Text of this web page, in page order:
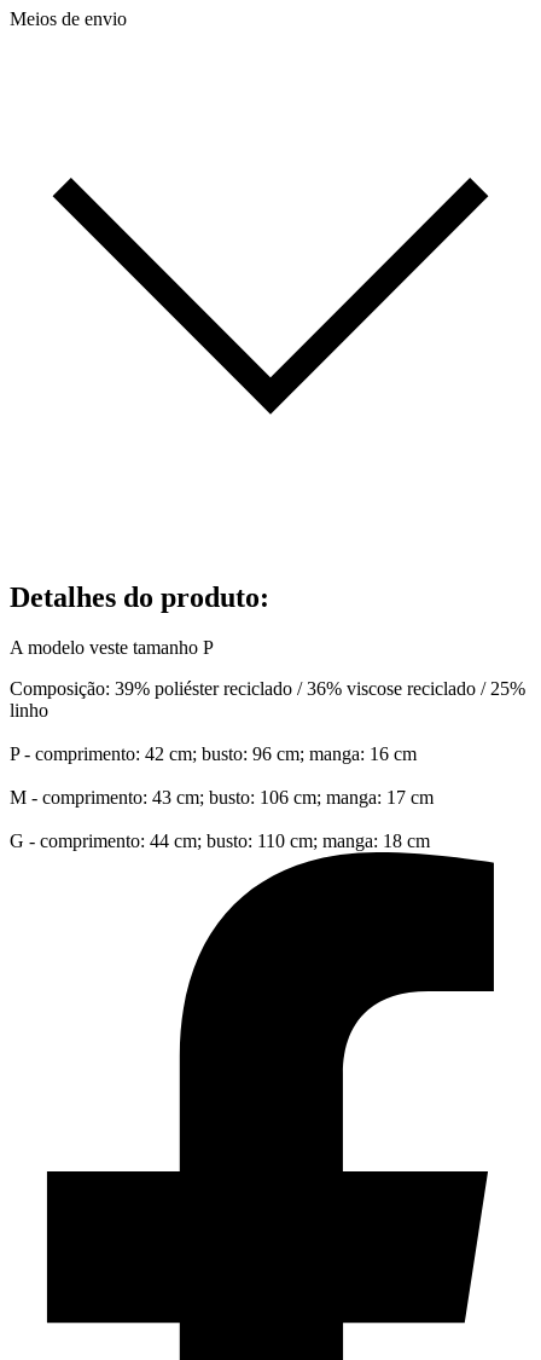
Meios de envio
Detalhes do produto:
A modelo veste tamanho P
Composição: 39% poliéster reciclado / 36% viscose reciclado / 25%
linho
P - comprimento: 42 cm; busto: 96 cm; manga: 16 cm
M - comprimento: 43 cm; busto: 106 cm; manga: 17 cm
G - comprimento: 44 cm; busto: 110 cm; manga: 18 cm